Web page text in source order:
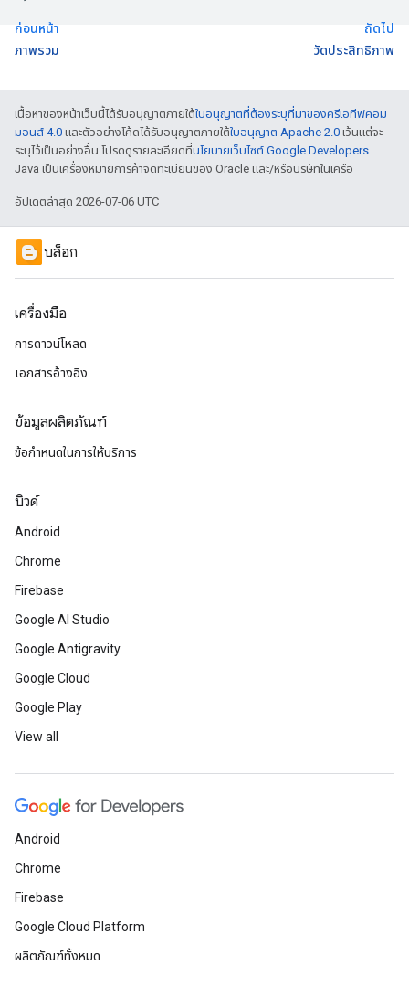
ก่อนหน้า
ภาพรวม
ถัดไป
วัดประสิทธิภาพ
เนื้อหาของหน้าเว็บนี้ได้รับอนุญาตภายใต้ใบอนุญาตที่ต้องระบุที่มาของครีเอทีฟคอม
มอนส์ 4.0 และตัวอย่างโค้ดได้รับอนุญาตภายใต้ใบอนุญาต Apache 2.0 เว้นแต่จะ
ระบุไว้เป็นอย่างอื่น โปรดดูรายละเอียดที่นโยบายเว็บไซต์ Google Developers
Java เป็นเครื่องหมายการค้าจดทะเบียนของ Oracle และ/หรือบริษัทในเครือ
อัปเดตล่าสุด 2026-07-06 UTC
บล็อก
เครื่องมือ
การดาวน์โหลด
เอกสารอ้างอิง
ข้อมูลผลิตภัณฑ์
ข้อกำหนดในการให้บริการ
บิวด์
Android
Chrome
Firebase
Google AI Studio
Google Antigravity
Google Cloud
Google Play
View all
Android
Chrome
Firebase
Google Cloud Platform
ผลิตภัณฑ์ทั้งหมด